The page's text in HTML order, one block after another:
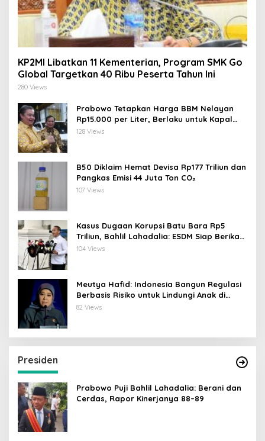
KP2MI Libatkan 11 Kementerian, Program SMK Go
Global Targetkan 40 Ribu Peserta Tahun Ini
280 Views
Prabowo Tetapkan Harga BBM Nelayan
Rp15.000 per Liter, Berlaku untuk Kapal
30-200 GT
128 Views
B50 Diklaim Hemat Devisa Rp177 Triliun dan
Pangkas Emisi 44 Juta Ton CO₂
107 Views
Kasus Dugaan Korupsi Batu Bara Rp5
Triliun, Bahlil Lahadalia: ESDM Siap Berikan
Data
104 Views
Meutya Hafid: Indonesia Bangun Regulasi
Berbasis Risiko untuk Lindungi Anak di
Dunia Digital
82 Views
Presiden
Prabowo Puji Bahlil Lahadalia: Berani dan
Cerdas, Rapor Kinerjanya 88–89